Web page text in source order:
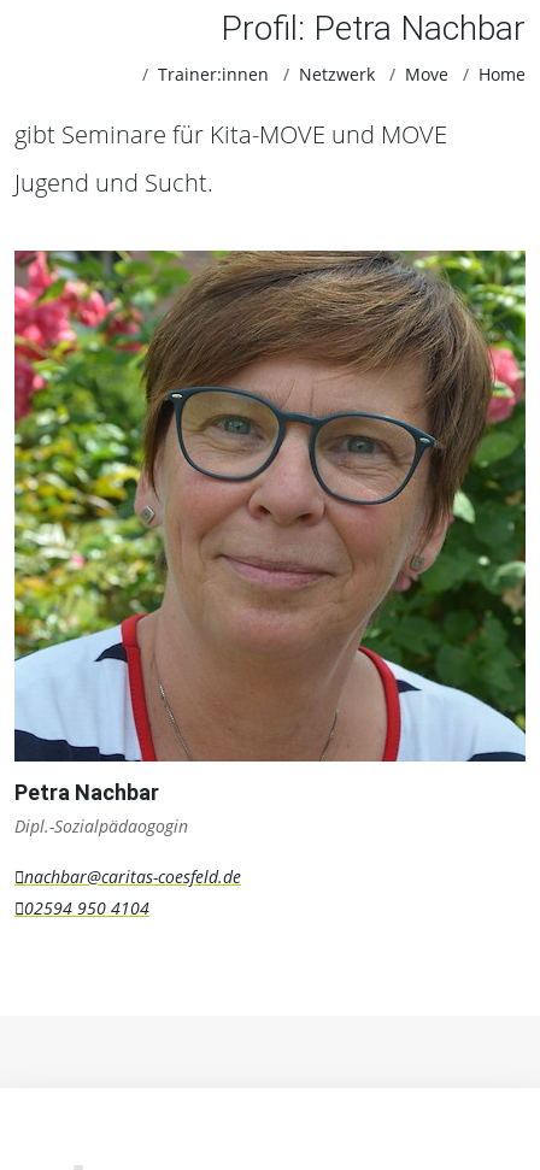
Profil: Petra Nachbar
Trainer:innen Netzwerk Move Home
gibt Seminare für Kita-MOVE und MOVE
Jugend und Sucht.
Petra Nachbar
Dipl.-Sozialpädaogogin
nachbar@caritas-coesfeld.de
02594 950 4104